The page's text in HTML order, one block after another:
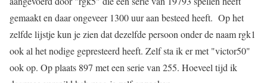
gemaakt en daar ongeveer 1300 uur aan besteed heeft. Op het
zelfde lijstje kun je zien dat dezelfde persoon onder de naam rgk1
ook al het nodige gepresteerd heeft. Zelf sta ik er met "victor50"
ook op. Op plaats 897 met een serie van 255. Hoeveel tijd ik